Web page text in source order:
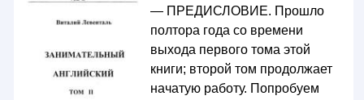
— ПРЕДИСЛОВИЕ. Прошло
полтора года со времени
выхода первого тома этой
книги; второй том продолжает
начатую работу. Попробуем